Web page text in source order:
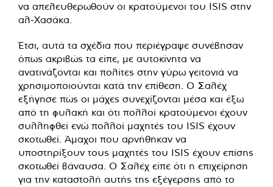
να απελευθερωθούν οι κρατούμενοι του ISIS στην
αλ-Χασάκα.
Έτσι, αυτά τα σχέδια που περιέγραψε συνέβησαν
όπως ακριβώς τα είπε, με αυτοκίνητα να
ανατινάζονται και πολίτες στην γύρω γειτονιά να
χρησιμοποιούνται κατά την επίθεση. Ο Σαλέχ
εξήγησε πώς οι μάχες συνεχίζονται μέσα και έξω
από τη φυλακή και ότι πολλοί κρατούμενοι έχουν
συλληφθεί ενώ πολλοί μαχητές του ISIS έχουν
σκοτωθεί. Άμαχοι που αρνήθηκαν να
υποστηρίξουν τους μαχητές του ISIS έχουν επίσης
σκοτωθεί βάναυσα. Ο Σαλέχ είπε ότι η επιχείρηση
για την καταστολή αυτής της εξέγερσης από το